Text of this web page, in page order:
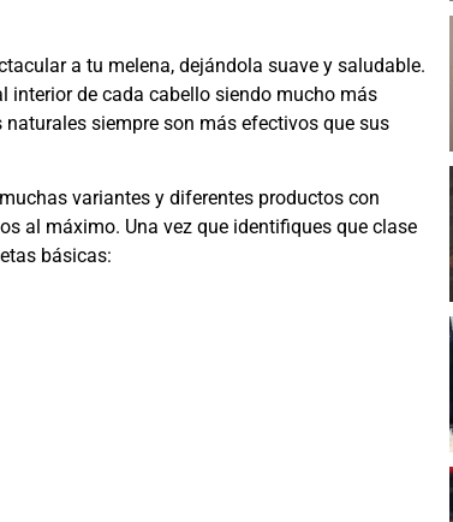
a tu melena, dejándola suave y saludable.
interior de cada cabello siendo mucho más
siempre son más efectivos que sus
variantes y diferentes productos con
al máximo. Una vez que identifiques que clase
básicas: